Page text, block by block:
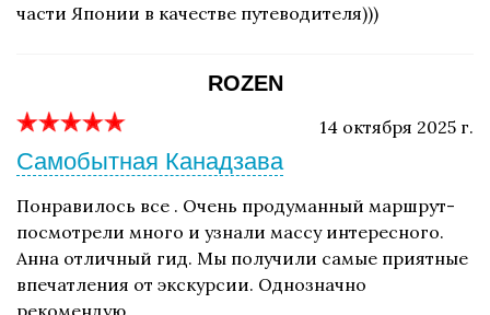
части Японии в качестве путеводителя)))
ROZEN
14 октября 2025 г.
Самобытная Канадзава
Понравилось все . Очень продуманный маршрут-
посмотрели много и узнали массу интересного.
Анна отличный гид. Мы получили самые приятные
впечатления от экскурсии. Однозначно
рекомендую.